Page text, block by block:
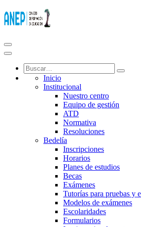
Inicio
Institucional
Nuestro centro
Equipo de gestión
ATD
Normativa
Resoluciones
Bedelía
Inscripciones
Horarios
Planes de estudios
Becas
Exámenes
Tutorías para pruebas y
Modelos de exámenes
Escolaridades
Formularios